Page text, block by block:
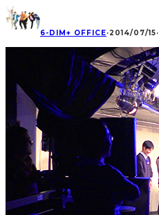
6-DIM+ OFFICE·2014/07/15·